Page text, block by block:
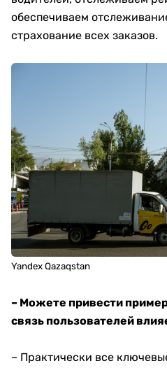
обеспечиваем
страхование всех заказов.
Yandex Qazaqstan
– Можете привести
связь пользователей
– Практически все